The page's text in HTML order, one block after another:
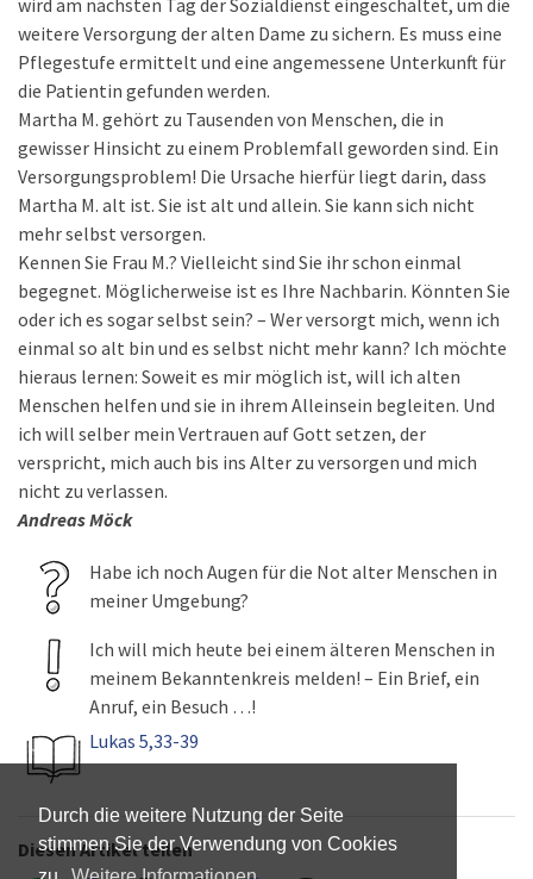
Durch die weitere Nutzung der Seite
stimmen Sie der Verwendung von Cookies
wird am nächsten Tag der Sozialdienst eingeschaltet, um die
weitere Versorgung der alten Dame zu sichern. Es muss eine
Pflegestufe ermittelt und eine angemessene Unterkunft für
die Patientin gefunden werden.
Martha M. gehört zu Tausenden von Menschen, die in
gewisser Hinsicht zu einem Problemfall geworden sind. Ein
Versorgungsproblem! Die Ursache hierfür liegt darin, dass
Martha M. alt ist. Sie ist alt und allein. Sie kann sich nicht
mehr selbst versorgen.
Kennen Sie Frau M.? Vielleicht sind Sie ihr schon einmal
begegnet. Möglicherweise ist es Ihre Nachbarin. Könnten Sie
oder ich es sogar selbst sein? – Wer versorgt mich, wenn ich
einmal so alt bin und es selbst nicht mehr kann? Ich möchte
hieraus lernen: Soweit es mir möglich ist, will ich alten
Menschen helfen und sie in ihrem Alleinsein begleiten. Und
ich will selber mein Vertrauen auf Gott setzen, der
verspricht, mich auch bis ins Alter zu versorgen und mich
nicht zu verlassen.
Andreas Möck
Habe ich noch Augen für die Not alter Menschen in
meiner Umgebung?
Ich will mich heute bei einem älteren Menschen in
meinem Bekanntenkreis melden! – Ein Brief, ein
Anruf, ein Besuch …!
Lukas 5,33-39
Diesen Artikel teilen